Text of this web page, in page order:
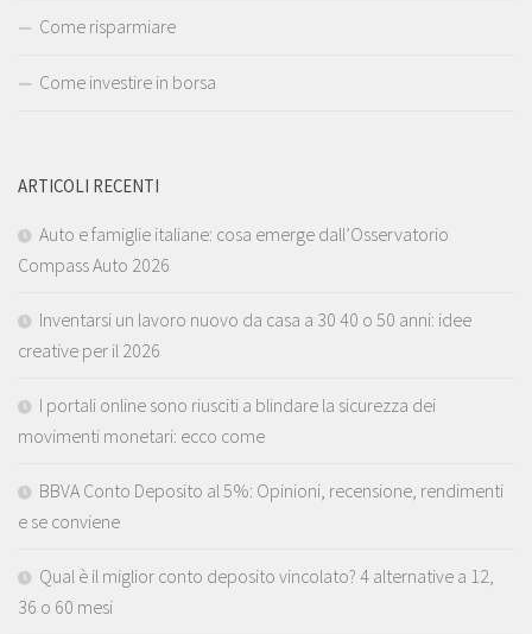
Come risparmiare
Come investire in borsa
ARTICOLI RECENTI
Auto e famiglie italiane: cosa emerge dall’Osservatorio
Compass Auto 2026
Inventarsi un lavoro nuovo da casa a 30 40 o 50 anni: idee
creative per il 2026
I portali online sono riusciti a blindare la sicurezza dei
movimenti monetari: ecco come
BBVA Conto Deposito al 5%: Opinioni, recensione, rendimenti
e se conviene
Qual è il miglior conto deposito vincolato? 4 alternative a 12,
36 o 60 mesi